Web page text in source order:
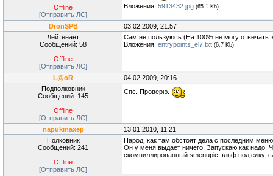
Offline
[Отправить ЛС]
Вложения: 5913432.jpg (65.1 Kb)
DronSPB
03.02.2009, 21:57
Лейтенант
Сообщений: 58
Offline
[Отправить ЛС]
Сам не пользуюсь (На 100% не могу отвечать
Вложения: entrypoints_el7.txt (6.7 Kb)
L@oR
04.02.2009, 20:16
Подполковник
Сообщений: 145
Offline
[Отправить ЛС]
Спс. Проверю.
napukmaxep
13.01.2010, 11:21
Полковник
Сообщений: 241
Offline
[Отправить ЛС]
Народ, как там обстоят дела с последним
Он у меня выдает ничего. Запускаю как надо.
скомпиллированный smenupic.эльф под елку.